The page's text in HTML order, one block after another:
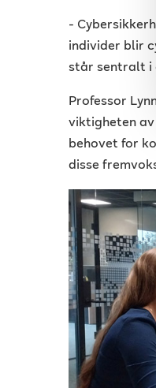
-
individer blir
står sentralt i
Professor
viktigheten
behovet for
disse